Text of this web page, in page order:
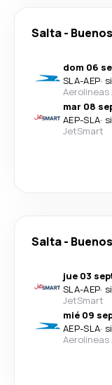
Salta-
dom 06
SLA-AEP·
mar 08
AEP-SLA·
JetSmart
Salta-
jue 03
SLA-AEP·
JetSmart
mié 09
AEP-SLA·